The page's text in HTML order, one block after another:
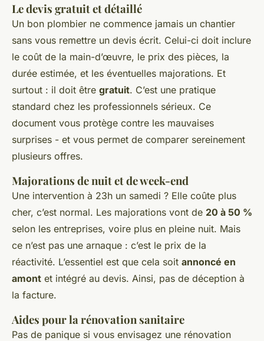
Le devis gratuit et détaillé
Un bon plombier ne commence jamais un chantier
sans vous remettre un devis écrit. Celui-ci doit inclure
le coût de la main-d’œuvre, le prix des pièces, la
durée estimée, et les éventuelles majorations. Et
surtout : il doit être gratuit. C’est une pratique
standard chez les professionnels sérieux. Ce
document vous protège contre les mauvaises
surprises - et vous permet de comparer sereinement
plusieurs offres.
Majorations de nuit et de week-end
Une intervention à 23h un samedi ? Elle coûte plus
cher, c’est normal. Les majorations vont de 20 à 50 %
selon les entreprises, voire plus en pleine nuit. Mais
ce n’est pas une arnaque : c’est le prix de la
réactivité. L’essentiel est que cela soit annoncé en
amont et intégré au devis. Ainsi, pas de déception à
la facture.
Aides pour la rénovation sanitaire
Pas de panique si vous envisagez une rénovation